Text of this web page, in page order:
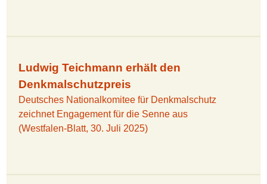
Ludwig Teichmann erhält den
Denkmalschutzpreis
Deutsches Nationalkomitee für Denkmalschutz
zeichnet Engagement für die Senne aus
(Westfalen-Blatt, 30. Juli 2025)